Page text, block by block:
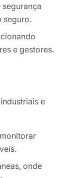
seguro.
e gestores.
e
onde